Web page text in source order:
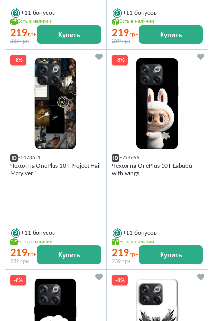
+11 бонусов
Есть в наличии
219грн
239 грн
Купить
+11 бонусов
Есть в наличии
219грн
239 грн
Купить
-8%
F1473651
Чехол на OnePlus 10T Project Hail
Mary ver.1
+11 бонусов
Есть в наличии
219грн
239 грн
Купить
-8%
F794699
Чехол на OnePlus 10T Labubu
with wings
+11 бонусов
Есть в наличии
219грн
239 грн
Купить
-8% -8%